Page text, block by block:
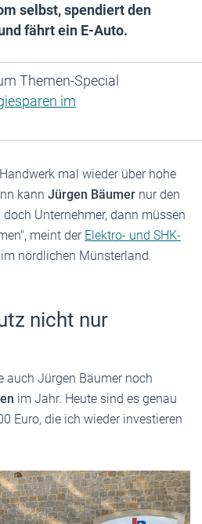
selbst, spendiert den
fährt ein E-Auto.
Themen-Special
im
mal wieder über hohe
kann Jürgen Bäumer nur den
Unternehmer, dann müssen
meint der Elektro- und SHK-
im nördlichen Münsterland.
nicht nur
auch Jürgen Bäumer noch
im Jahr. Heute sind es genau
Euro, die ich wieder investieren